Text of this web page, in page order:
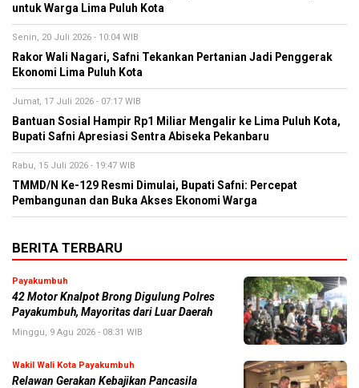
untuk Warga Lima Puluh Kota
Senin, 20 Juli 2026 - 10:04 WIB
Rakor Wali Nagari, Safni Tekankan Pertanian Jadi Penggerak
Ekonomi Lima Puluh Kota
Jumat, 17 Juli 2026 - 07:17 WIB
Bantuan Sosial Hampir Rp1 Miliar Mengalir ke Lima Puluh Kota,
Bupati Safni Apresiasi Sentra Abiseka Pekanbaru
Rabu, 15 Juli 2026 - 19:47 WIB
TMMD/N Ke-129 Resmi Dimulai, Bupati Safni: Percepat
Pembangunan dan Buka Akses Ekonomi Warga
BERITA TERBARU
Payakumbuh
42 Motor Knalpot Brong Digulung Polres
Payakumbuh, Mayoritas dari Luar Daerah
Minggu, 9 Agu 2026 - 08:31 WIB
Wakil Wali Kota Payakumbuh
Relawan Gerakan Kebajikan Pancasila